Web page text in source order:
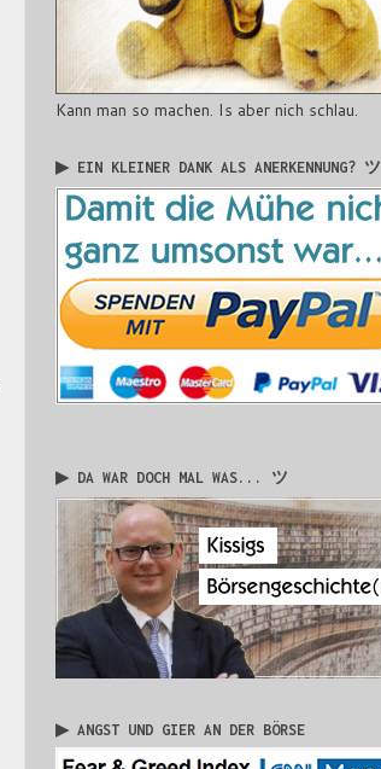
Kann man so machen. Is aber nich schlau.
▶ EIN KLEINER DANK ALS ANERKENNUNG? ツ
▶ DA WAR DOCH MAL WAS... ツ
▶ ANGST UND GIER AN DER BÖRSE